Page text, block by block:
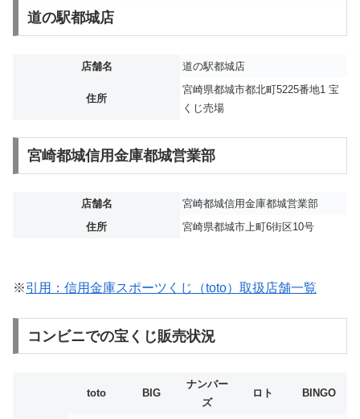
道の駅都城店
店舗名 道の駅都城店
住所
宮崎県都城市都北町5225番地1 宝
くじ売場
宮崎都城信用金庫都城営業部
店舗名
宮崎都城信用金庫都城営業部
住所
宮崎県都城市上町6街区10号
※引用：信用金庫スポーツくじ（toto）取扱店舗一覧
コンビニでの宝くじ販売状況
toto BIG
ナンバー
ズ
ロト BINGO